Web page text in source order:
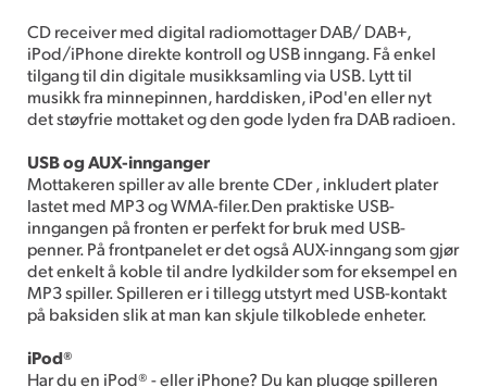
CD receiver med digital radiomottager DAB/ DAB+,
iPod/iPhone direkte kontroll og USB inngang. Få enkel
tilgang til din digitale musikksamling via USB. Lytt til
musikk fra minnepinnen, harddisken, iPod'en eller nyt
det støyfrie mottaket og den gode lyden fra DAB radioen.
USB og AUX-innganger
Mottakeren spiller av alle brente CDer , inkludert plater
lastet med MP3 og WMA-filer.Den praktiske USB-
inngangen på fronten er perfekt for bruk med USB-
penner. På frontpanelet er det også AUX-inngang som gjør
det enkelt å koble til andre lydkilder som for eksempel en
MP3 spiller. Spilleren er i tillegg utstyrt med USB-kontakt
på baksiden slik at man kan skjule tilkoblede enheter.
iPod®
Har du en iPod® - eller iPhone? Du kan plugge spilleren